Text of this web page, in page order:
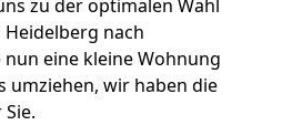
zu der optimalen Wahl
nach
eine kleine Wohnung
umziehen, wir haben die